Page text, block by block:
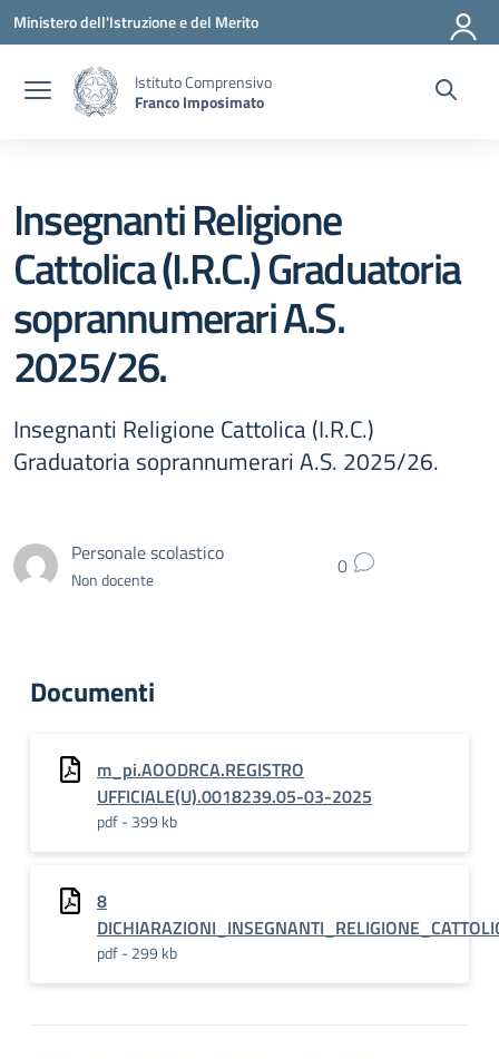
Vai ai contenuti
Vai al menu di navigazione
Vai al footer
Ministero dell'Istruzione e del Merito
Istituto Comprensivo
Franco Imposimato
Insegnanti Religione
Cattolica (I.R.C.) Graduatoria
soprannumerari A.S.
2025/26.
Insegnanti Religione Cattolica (I.R.C.)
Graduatoria soprannumerari A.S. 2025/26.
Personale scolastico
Non docente 0
Documenti
m_pi.AOODRCA.REGISTRO
UFFICIALE(U).0018239.05-03-2025
pdf - 399 kb
8
pdf - 299 kb